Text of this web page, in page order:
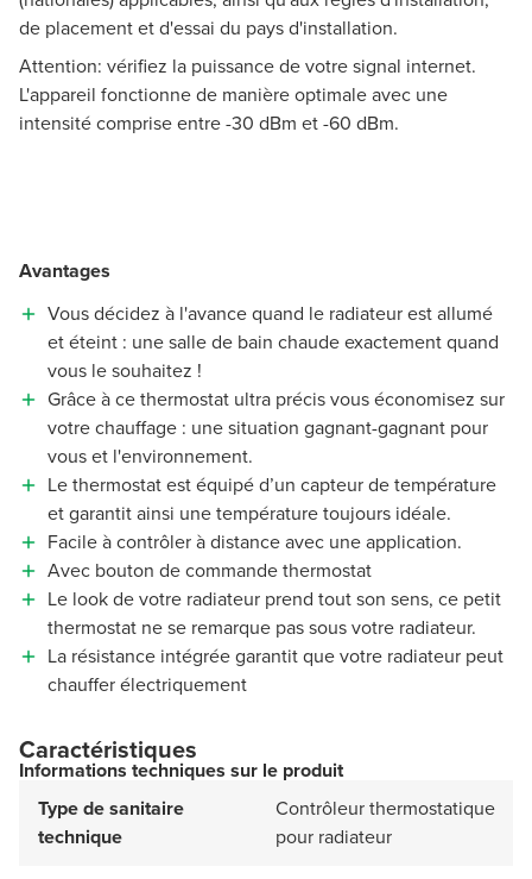
de placement et d'essai du pays d'installation.
Attention: vérifiez la puissance de votre signal internet.
L'appareil fonctionne de manière optimale avec une
intensité comprise entre -30 dBm et -60 dBm.
Avantages
Vous décidez à l'avance quand le radiateur est allumé
et éteint : une salle de bain chaude exactement quand
vous le souhaitez !
Grâce à ce thermostat ultra précis vous économisez sur
votre chauffage : une situation gagnant-gagnant pour
vous et l'environnement.
Le thermostat est équipé d’un capteur de température
et garantit ainsi une température toujours idéale.
Facile à contrôler à distance avec une application.
Avec bouton de commande thermostat
Le look de votre radiateur prend tout son sens, ce petit
thermostat ne se remarque pas sous votre radiateur.
La résistance intégrée garantit que votre radiateur peut
chauffer électriquement
Caractéristiques
Informations techniques sur le produit
Type de sanitaire
technique
Contrôleur thermostatique
pour radiateur